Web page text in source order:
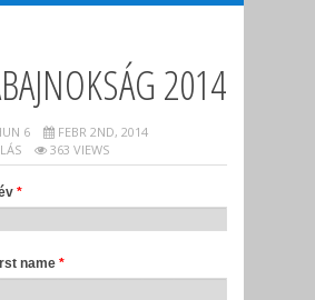
2014
6
FEBR 2ND, 2014
363 VIEWS
*
name *